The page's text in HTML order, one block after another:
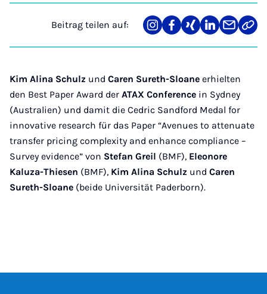
Beitrag teilen auf:
Teilen
auf
Teilen
auf
Teilen
auf
Teilen
auf
Teilen
über
Link
Kim Alina Schulz und Caren Sureth-Sloane erhielten
den Best Paper Award der ATAX Conference in Sydney
(Australien) und damit die Cedric Sandford Medal for
innovative research für das Paper “Avenues to attenuate
transfer pricing complexity and enhance compliance –
Survey evidence” von Stefan Greil (BMF), Eleonore
Kaluza-Thiesen (BMF), Kim Alina Schulz und Caren
Sureth-Sloane (beide Universität Paderborn).